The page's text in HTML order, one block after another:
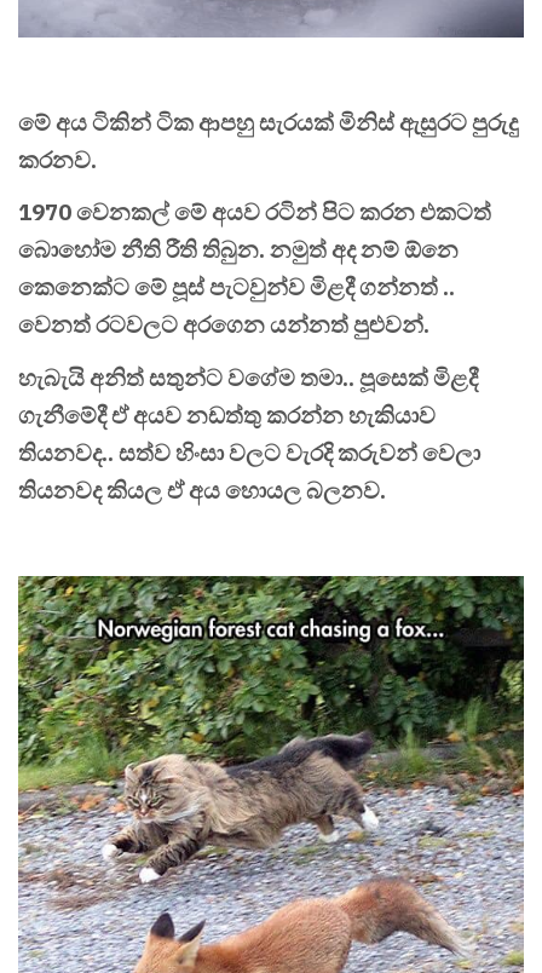
මේ අය ටිකින් ටික ආපහු සැරයක් මිනිස් ඇසුරට පුරුදු
කරනව.
1970 වෙනකල් මේ අයව රටින් පිට කරන එකටත්
බොහෝම නීති රීති තිබුන. නමුත් අද නම් ඕනෙ
කෙනෙක්ට මේ පූස් පැටවුන්ව මිළදී ගන්නත් ..
වෙනත් රටවලට අරගෙන යන්නත් පුළුවන්.
හැබැයි අනිත් සතුන්ට වගේම තමා.. පූසෙක් මිළදී
ගැනීමේදී ඒ අයව නඩත්තු කරන්න හැකියාව
තියනවද.. සත්ව හිංසා වලට වැරදි කරුවන් වෙලා
තියනවද කියල ඒ අය හොයල බලනව.